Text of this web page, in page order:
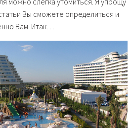
Вы сможете определиться и
Вам. Итак…